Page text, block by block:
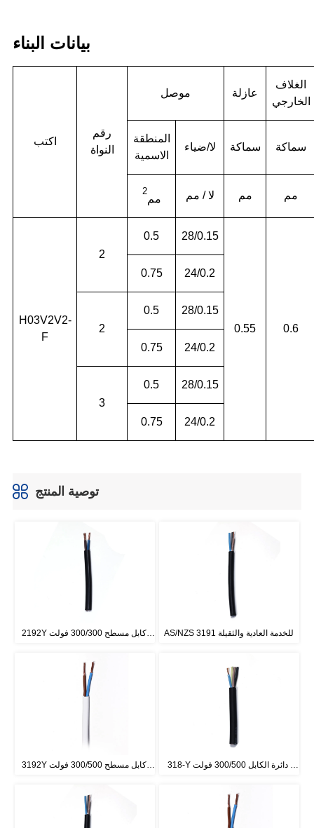
توصية المنتج
2192Y كابل مسطح 300/300 فولت
AS/NZS 3191 للخدمة العادية والثقيلة
3192Y كابل مسطح 300/500 فولت
318-Y دائرة الكابل 300/500 فولت